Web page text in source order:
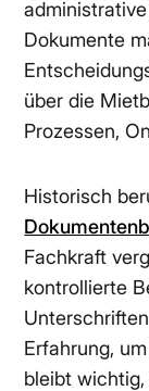
Dokumente
über die
Prozessen,
Historisch
Fachkraft
kontrollierte
Erfahrung,
bleibt